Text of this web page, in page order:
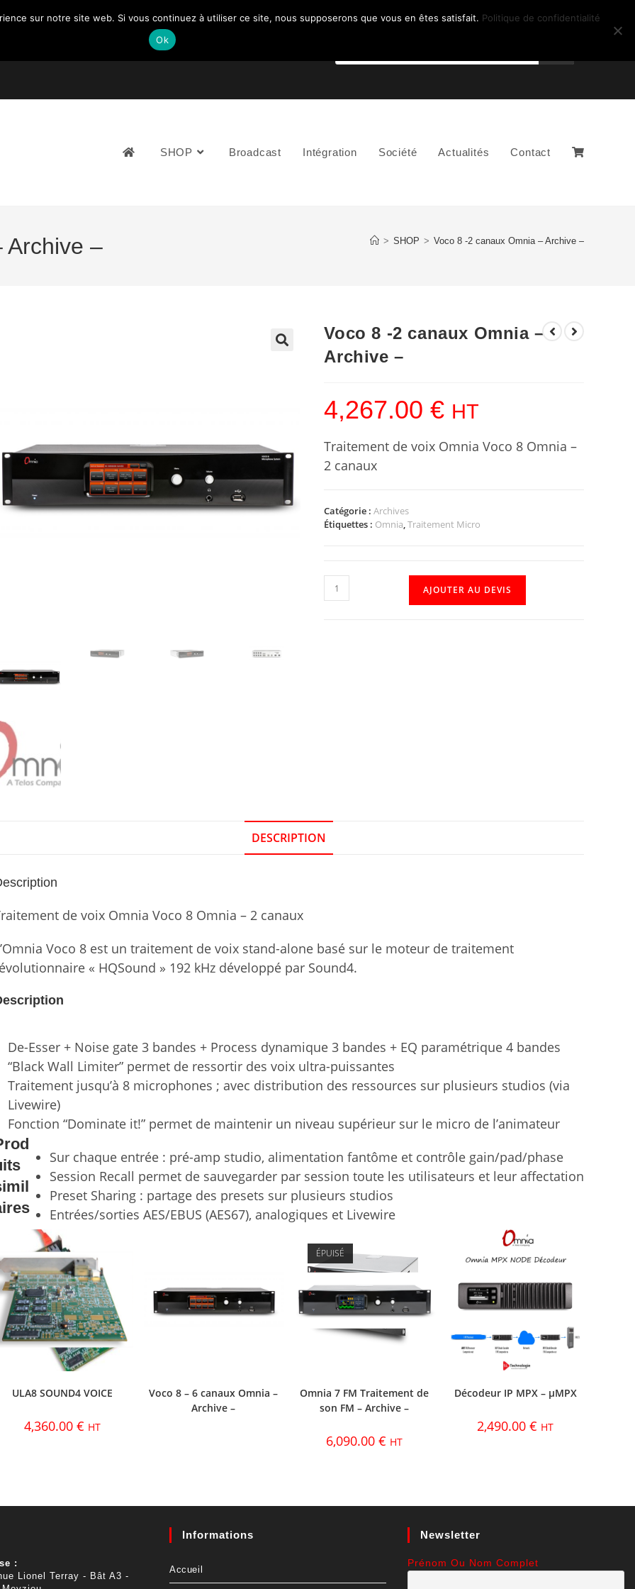
NOUS CONTACTEZ: +33 (0)4 77 81 49 35
SHOP Broadcast Intégration Société Actualités Contact
Archive – > SHOP > Voco 8 -2 canaux Omnia – Archive –
Voco 8 -2 canaux Omnia –
Archive –
4,267.00€ HT
Traitement de voix Omnia Voco 8 Omnia –
2 canaux
Catégorie :Archives
Étiquettes : Omnia,Traitement Micro
AJOUTER AU DEVIS
DESCRIPTION
de voix Omnia Voco 8 Omnia – 2 canaux
Voco 8 est un traitement de voix stand-alone basé sur le moteur de traitement
« HQSound » 192 kHz développé par Sound4.
De-Esser + Noise gate 3 bandes + Process dynamique 3 bandes + EQ paramétrique 4 bandes
“Black Wall Limiter” permet de ressortir des voix ultra-puissantes
Traitement jusqu’à 8 microphones ; avec distribution des ressources sur plusieurs studios (via
Livewire)
Fonction “Dominate it!” permet de maintenir un niveau supérieur sur le micro de l’animateur
Sur chaque entrée : pré-amp studio, alimentation fantôme et contrôle gain/pad/phase
Session Recall permet de sauvegarder par session toute les utilisateurs et leur affectation
Preset Sharing : partage des presets sur plusieurs studios
Entrées/sorties AES/EBUS (AES67), analogiques et Livewire
ULA8 SOUND4 VOICE
4,360.00 € HT
Voco 8 – 6 canaux Omnia –
Archive –
ÉPUISÉ
Omnia 7 FM Traitement de
son FM – Archive –
6,090.00€ HT
Décodeur IP MPX – µMPX
2,490.00€ HT
:
Lionel Terray - Bât A3 -
Informations
Accueil
Newsletter
Prénom Ou Nom Complet
sur notre site web. Si vous continuez à utiliser ce site, nous supposerons que vous en êtes satisfait. Politique de confidentialité
Ok